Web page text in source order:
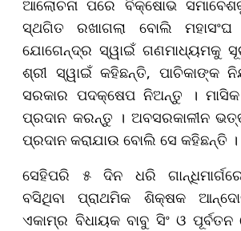
ଆଲୋଚନା ପରେ ବିକ୍ଷୋଭ
ସ୍ଥଗିତ ରଖାଗଲା ବୋଲି ମହାସଂଘ
ଯୋଗେନ୍ଦ୍ର ସ୍ୱାଇଁ ଗଣମାଧ୍ୟମକୁ
ଶ୍ରୀ ସ୍ୱାଇଁ କହିଛନ୍ତି, ପାଚିକାଙ୍କ
ସରକାର ପଦକ୍ଷେପ ନିଅନ୍ତୁ ।
ପ୍ରଦାନ କରନ୍ତୁ । ଅବସରକାଳୀନ
ପ୍ରଦାନ କରାଯାଉ ବୋଲି ସେ କହିଛନ୍ତି ।
ସେହିପରି ୫ ଦିନ ଧରି
ବସିଥିବା ପ୍ରାଥମିକ ଶିକ୍ଷକ
ଏକାମ୍ର ବିଧାୟକ ବାବୁ ସିଂ ଓ